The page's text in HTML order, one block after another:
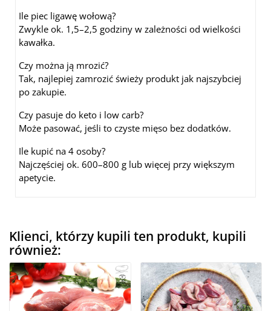
Ile piec ligawę wołową?
Zwykle ok. 1,5–2,5 godziny w zależności od wielkości
kawałka.
Czy można ją mrozić?
Tak, najlepiej zamrozić świeży produkt jak najszybciej
po zakupie.
Czy pasuje do keto i low carb?
Może pasować, jeśli to czyste mięso bez dodatków.
Ile kupić na 4 osoby?
Najczęściej ok. 600–800 g lub więcej przy większym
apetycie.
Klienci, którzy kupili ten produkt, kupili
również: